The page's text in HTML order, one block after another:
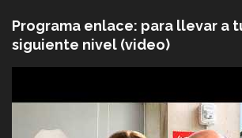
Programa enlace: para llevar a
siguiente nivel (video)